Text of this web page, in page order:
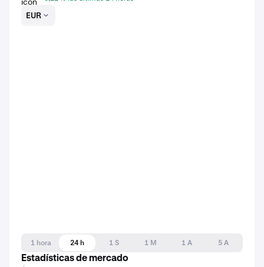
EUR
1 hora 24 h 1 S 1 M 1 A
5 A
Estadísticas de mercado